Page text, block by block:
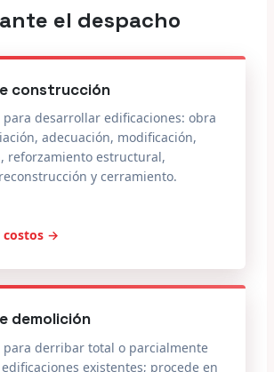
el despacho
construcción
desarrollar edificaciones: obra
adecuación, modificación,
reforzamiento estructural,
y cerramiento.
costos →
demolición
para derribar total o parcialmente
existentes; procede en